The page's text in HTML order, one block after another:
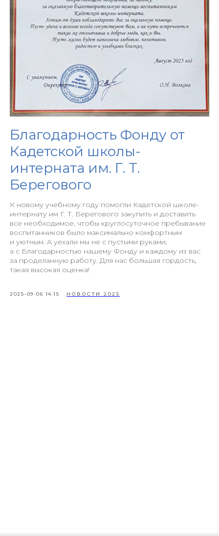
Благодарность Фонду от
Кадетской школы-
интерната им. Г. Т.
Берегового
К новому учебному году помогли Кадетской школе-
интернату им Г. Т. Берегового закупить и доставить
все необходимое, чтобы круглосуточное пребывание
воспитанников было максимально комфортным
и уютным. А уехали мы не с пустыми руками,
а с Благодарностью нашему Фонду и каждому из вас
за проделанную работу. Для нас большая гордость,
такая высокая оценка!
2025-09-06 14:15 НОВОСТИ 2025